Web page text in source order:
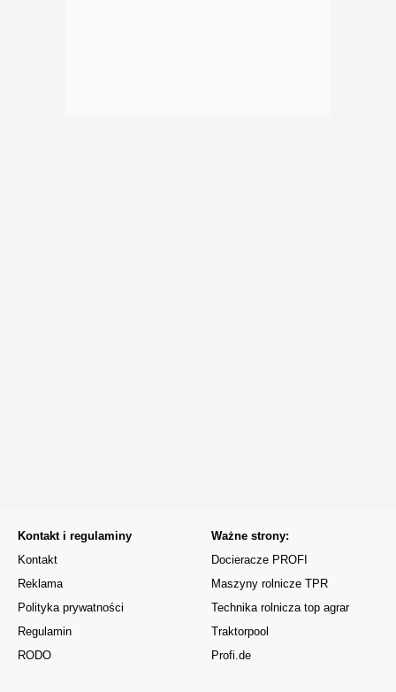
Kontakt i regulaminy
Kontakt
Reklama
Polityka prywatności
Regulamin
RODO
Ważne strony:
Docieracze PROFI
Maszyny rolnicze TPR
Technika rolnicza top agrar
Traktorpool
Profi.de